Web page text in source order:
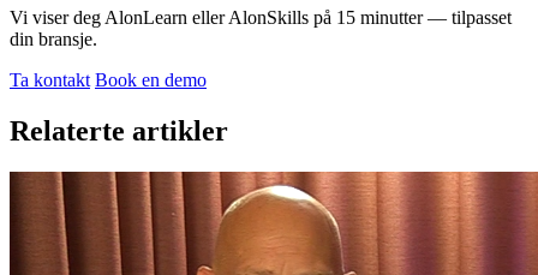
Vi viser deg AlonLearn eller AlonSkills på 15 minutter — tilpasset
din bransje.
Ta kontakt Book en demo
Relaterte artikler